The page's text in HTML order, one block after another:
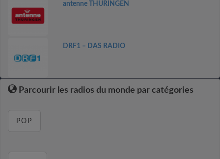
antenne THÜRINGEN
DRF1 – DAS RADIO
Parcourir les radios du monde par catégories
POP